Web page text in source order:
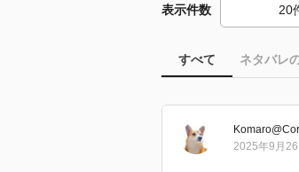
表示件数
すべて ネタバレ
2025年9月26